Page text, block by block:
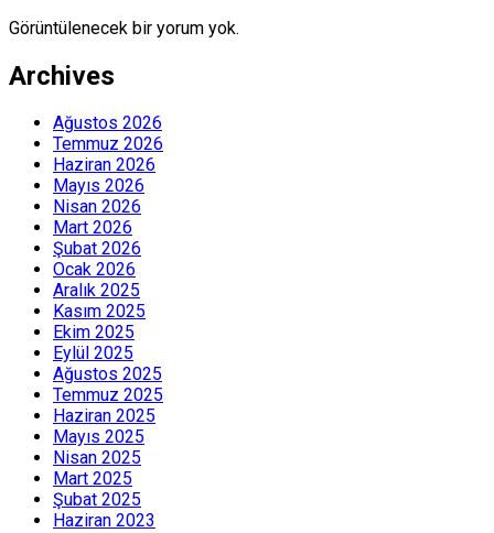
Görüntülenecek bir yorum yok.
Archives
Ağustos 2026
Temmuz 2026
Haziran 2026
Mayıs 2026
Nisan 2026
Mart 2026
Şubat 2026
Ocak 2026
Aralık 2025
Kasım 2025
Ekim 2025
Eylül 2025
Ağustos 2025
Temmuz 2025
Haziran 2025
Mayıs 2025
Nisan 2025
Mart 2025
Şubat 2025
Haziran 2023